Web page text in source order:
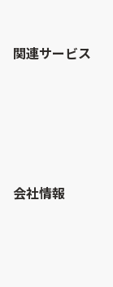
関連サービス
会社情報